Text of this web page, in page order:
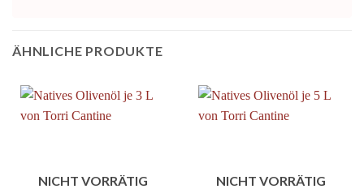
ÄHNLICHE PRODUKTE
NICHT VORRÄTIG NICHT VORRÄTIG